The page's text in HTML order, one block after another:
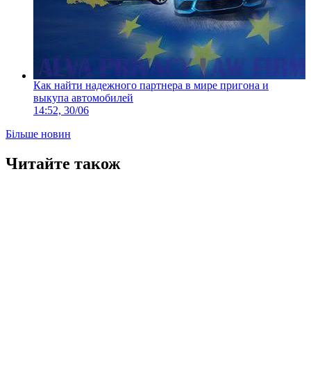
Как найти надежного партнера в мире пригона и
выкупа автомобилей
14:52, 30/06
Більше новин
Читайте також